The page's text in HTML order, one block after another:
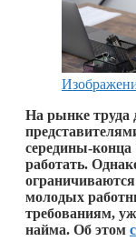
На рынке труда
середины-конца
работать.
молодых
требованиям,
найма. Об этом